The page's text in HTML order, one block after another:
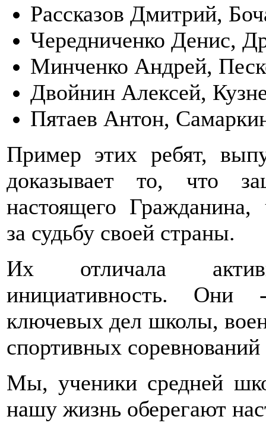
Рассказов Дмитрий,
Чередниченко Денис,
Минченко Андрей,
Двойнин Алексей,
Пятаев Антон,
Пример этих ребят,
доказывает то, что
настоящего Гражданина,
за судьбу своей страны.
Их отличала
инициативность. Они
ключевых дел школы,
спортивных
Мы, ученики средней
нашу жизнь оберегают